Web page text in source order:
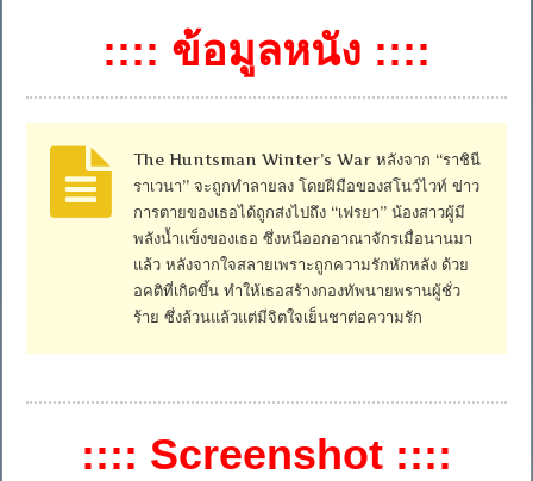
:::: ข้อมูลหนัง ::::
The Huntsman Winter’s War หลังจาก “ราชินี
ราเวนา” จะถูกทำลายลง โดยฝีมือของสโนว์ไวท์ ข่าว
การตายของเธอได้ถูกส่งไปถึง “เฟรยา” น้องสาวผู้มี
พลังน้ำแข็งของเธอ ซึ่งหนีออกอาณาจักรเมื่อนานมา
แล้ว หลังจากใจสลายเพราะถูกความรักหักหลัง ด้วย
อคติที่เกิดขึ้น ทำให้เธอสร้างกองทัพนายพรานผู้ชั่ว
ร้าย ซึ่งล้วนแล้วแต่มีจิตใจเย็นชาต่อความรัก
:::: Screenshot ::::